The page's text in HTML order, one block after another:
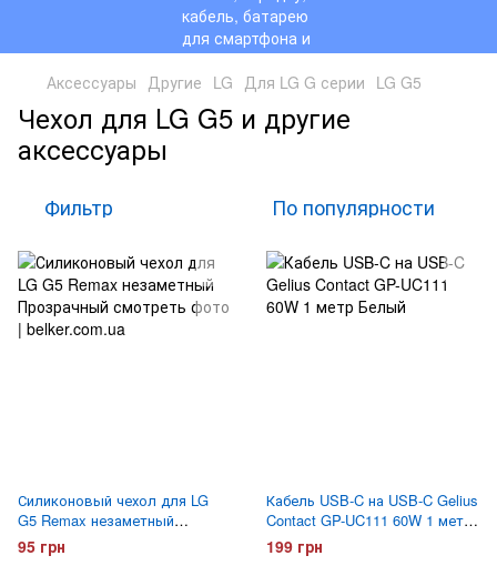
Аксессуары Другие LG Для LG G серии LG G5
Чехол для LG G5 и другие
аксессуары
Фильтр По популярности
Силиконовый чехол для LG
G5 Remax незаметный
Прозрачный
95 грн
Кабель USB-C на USB-C Gelius
Contact GP-UC111 60W 1 метр
Белый
199 грн